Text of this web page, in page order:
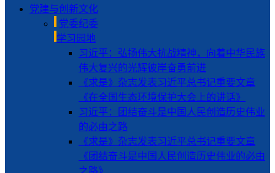
党建与创新文化
党委纪委
学习园地
习近平：弘扬伟大抗战精神，向着中华民族
伟大复兴的光辉彼岸奋勇前进
《求是》杂志发表习近平总书记重要文章
《在全国生态环境保护大会上的讲话》
习近平：团结奋斗是中国人民创造历史伟业
的必由之路
《求是》杂志发表习近平总书记重要文章
《团结奋斗是中国人民创造历史伟业的必由
之路》